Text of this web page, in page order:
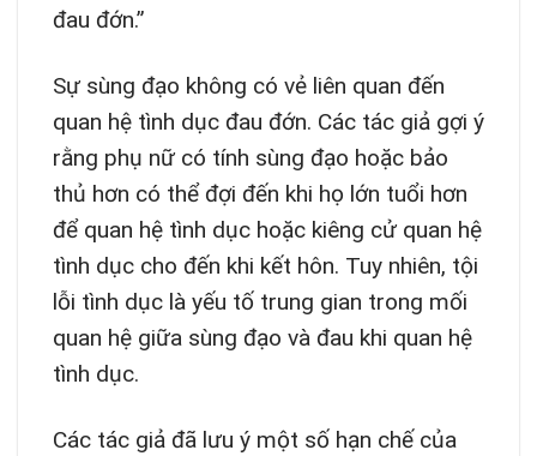
đau đớn.”
Sự sùng đạo không có vẻ liên quan đến
quan hệ tình dục đau đớn. Các tác giả gợi ý
rằng phụ nữ có tính sùng đạo hoặc bảo
thủ hơn có thể đợi đến khi họ lớn tuổi hơn
để quan hệ tình dục hoặc kiêng cử quan hệ
tình dục cho đến khi kết hôn. Tuy nhiên, tội
lỗi tình dục là yếu tố trung gian trong mối
quan hệ giữa sùng đạo và đau khi quan hệ
tình dục.
Các tác giả đã lưu ý một số hạn chế của